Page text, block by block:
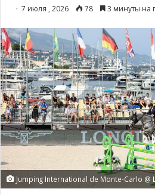
7 июля , 2026 78 3 минуты на
Jumping International de Monte-Carlo @